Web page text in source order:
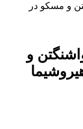
و مسکو در
و